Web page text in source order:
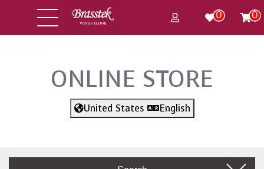
0 0
ONLINE STORE
United States English